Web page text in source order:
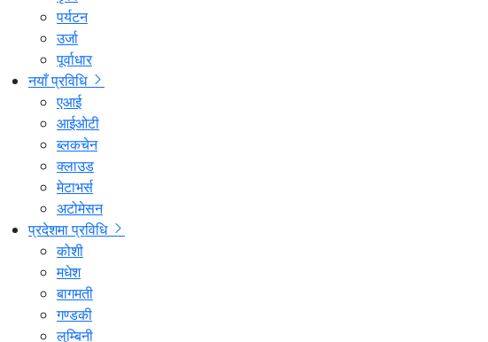
पर्यटन
उर्जा
पूर्वाधार
नयाँ प्रविधि
एआई
आईओटी
ब्लकचेन
क्लाउड
मेटाभर्स
अटोमेसन
प्रदेशमा प्रविधि
कोशी
मधेश
बागमती
गण्डकी
लुम्बिनी